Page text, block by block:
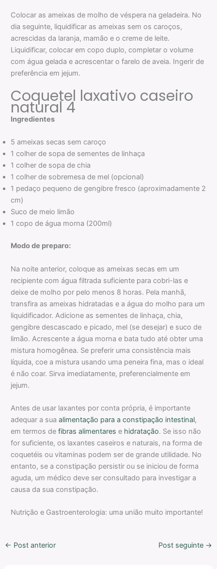
Colocar as ameixas de molho de véspera na geladeira. No
dia seguinte, liquidificar as ameixas sem os caroços,
acrescidas da laranja, mamão e o creme de leite.
Liquidificar, colocar em copo duplo, completar o volume
com água gelada e acrescentar o farelo de aveia. Ingerir de
preferência em jejum.
Coquetel laxativo caseiro
natural 4
Ingredientes
5 ameixas secas sem caroço
1 colher de sopa de sementes de linhaça
1 colher de sopa de chia
1 colher de sobremesa de mel (opcional)
1 pedaço pequeno de gengibre fresco (aproximadamente 2
cm)
Suco de meio limão
1 copo de água morna (200ml)
Modo de preparo:
Na noite anterior, coloque as ameixas secas em um
recipiente com água filtrada suficiente para cobri-las e
deixe de molho por pelo menos 8 horas. Pela manhã,
transfira as ameixas hidratadas e a água do molho para um
liquidificador. Adicione as sementes de linhaça, chia,
gengibre descascado e picado, mel (se desejar) e suco de
limão. Acrescente a água morna e bata tudo até obter uma
mistura homogênea. Se preferir uma consistência mais
líquida, coe a mistura usando uma peneira fina, mas o ideal
é não coar. Sirva imediatamente, preferencialmente em
jejum.
Antes de usar laxantes por conta própria, é importante
adequar a suaalimentação para a constipação intestinal,
em termos defibras alimentares e hidratação. Se isso não
for suficiente, os laxantes caseiros e naturais, na forma de
coquetéis ou vitaminas podem ser de grande utilidade. No
entanto, se a constipação persistir ou se iniciou de forma
aguda, um médico deve ser consultado para investigar a
causa da sua constipação.
Nutrição e Gastroenterologia: uma união muito importante!
← Post anterior Post seguinte →